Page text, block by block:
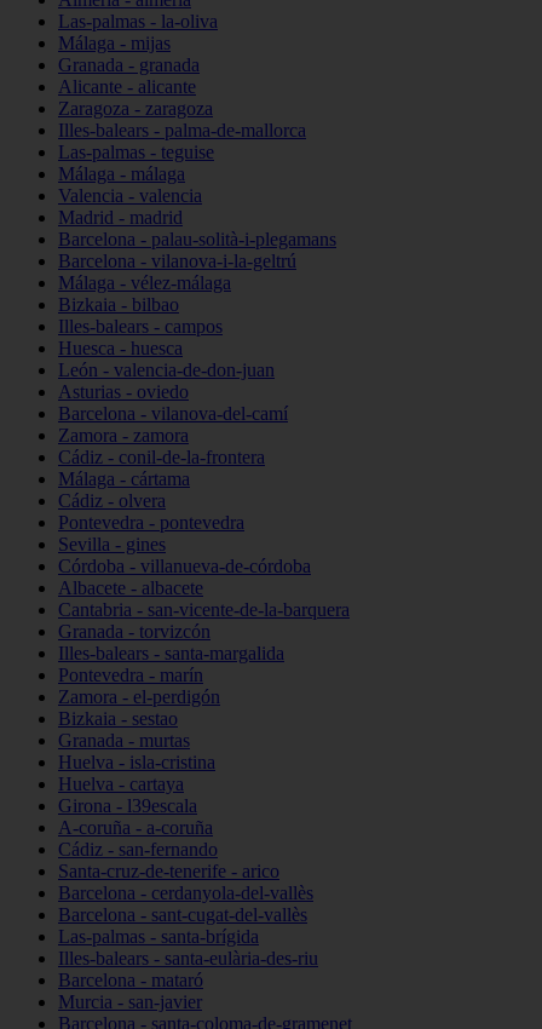
Las-palmas - la-oliva
Málaga - mijas
Granada - granada
Alicante - alicante
Zaragoza - zaragoza
Illes-balears - palma-de-mallorca
Las-palmas - teguise
Málaga - málaga
Valencia - valencia
Madrid - madrid
Barcelona - palau-solità-i-plegamans
Barcelona - vilanova-i-la-geltrú
Málaga - vélez-málaga
Bizkaia - bilbao
Illes-balears - campos
Huesca - huesca
León - valencia-de-don-juan
Asturias - oviedo
Barcelona - vilanova-del-camí
Zamora - zamora
Cádiz - conil-de-la-frontera
Málaga - cártama
Cádiz - olvera
Pontevedra - pontevedra
Sevilla - gines
Córdoba - villanueva-de-córdoba
Albacete - albacete
Cantabria - san-vicente-de-la-barquera
Granada - torvizcón
Illes-balears - santa-margalida
Pontevedra - marín
Zamora - el-perdigón
Bizkaia - sestao
Granada - murtas
Huelva - isla-cristina
Huelva - cartaya
Girona - l39escala
A-coruña - a-coruña
Cádiz - san-fernando
Santa-cruz-de-tenerife - arico
Barcelona - cerdanyola-del-vallès
Barcelona - sant-cugat-del-vallès
Las-palmas - santa-brígida
Illes-balears - santa-eulària-des-riu
Barcelona - mataró
Murcia - san-javier
Barcelona - santa-coloma-de-gramenet